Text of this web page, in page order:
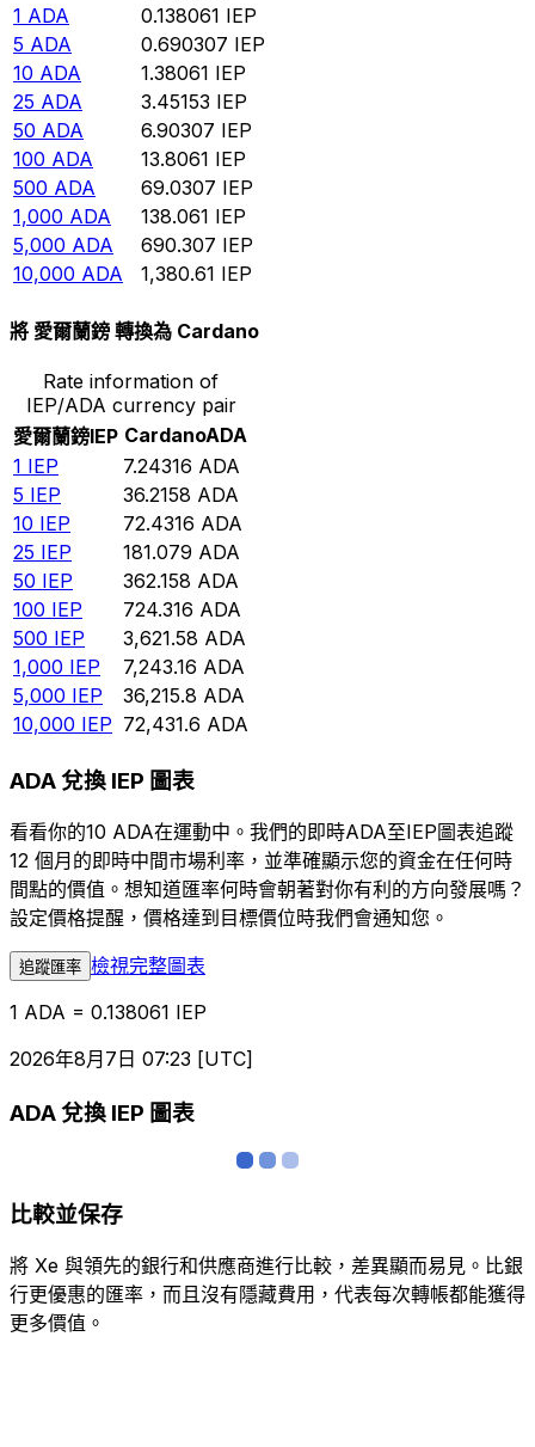
1 ADA 0.138061 IEP
5 ADA 0.690307 IEP
10 ADA 1.38061 IEP
25 ADA 3.45153 IEP
50 ADA 6.90307 IEP
100 ADA 13.8061 IEP
500 ADA 69.0307 IEP
1,000 ADA 138.061 IEP
5,000 ADA 690.307 IEP
10,000 ADA 1,380.61 IEP
將 愛爾蘭鎊 轉換為 Cardano
Rate information of
IEP/ADA currency pair
愛爾蘭鎊IEP CardanoADA
1 IEP 7.24316 ADA
5 IEP 36.2158 ADA
10 IEP 72.4316 ADA
25 IEP 181.079 ADA
50 IEP 362.158 ADA
100 IEP 724.316 ADA
500 IEP 3,621.58 ADA
1,000 IEP 7,243.16 ADA
5,000 IEP 36,215.8 ADA
10,000 IEP 72,431.6 ADA
ADA 兌換 IEP 圖表
看看你的10 ADA在運動中。我們的即時ADA至IEP圖表追蹤
12 個月的即時中間市場利率，並準確顯示您的資金在任何時
間點的價值。想知道匯率何時會朝著對你有利的方向發展嗎？
設定價格提醒，價格達到目標價位時我們會通知您。
追蹤匯率 檢視完整圖表
1 ADA = 0.138061 IEP
2026年8月7日 07:23 [UTC]
ADA 兌換 IEP 圖表
比較並保存
將 Xe 與領先的銀行和供應商進行比較，差異顯而易見。比銀
行更優惠的匯率，而且沒有隱藏費用，代表每次轉帳都能獲得
更多價值。